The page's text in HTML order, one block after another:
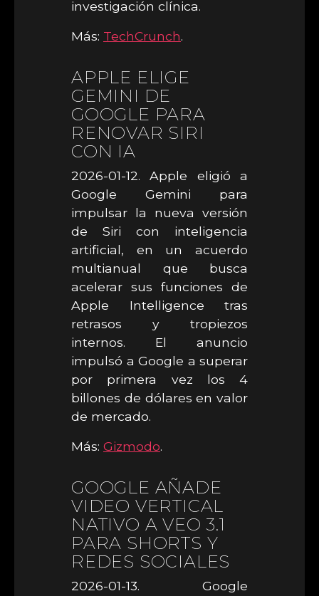
investigación clínica.
Más: TechCrunch.
APPLE ELIGE
GEMINI DE
GOOGLE PARA
RENOVAR SIRI
CON IA
2026-01-12. Apple eligió a
Google Gemini para
impulsar la nueva versión
de Siri con inteligencia
artificial, en un acuerdo
multianual que busca
acelerar sus funciones de
Apple Intelligence tras
retrasos y tropiezos
internos. El anuncio
impulsó a Google a superar
por primera vez los 4
billones de dólares en valor
de mercado.
Más: Gizmodo.
GOOGLE AÑADE
VIDEO VERTICAL
NATIVO A VEO 3.1
PARA SHORTS Y
REDES SOCIALES
2026-01-13. Google